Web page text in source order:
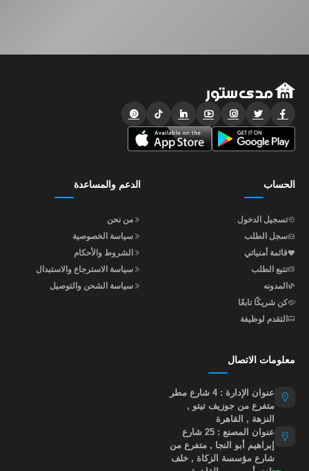
الحساب
تسجيل الدخول
سجل الطلب
قائمة أمنياتي
تتبع الطلب
المدونه
كن شريكًا تابعًا
التقدم لوظيفة
الدعم والمساعدة
من نحن
سياسة الخصوصية
الشروط والأحكام
سياسة الاسترجاع والاستبدال
سياسة الشحن والتوصيل
معلومات الاتصال
عنوان الإدارة : 4 شارع مطر
متفرع من جوزيف تيتو ,
النزهة , القاهرة
عنوان المصنع : 25 شارع
إبراهيم أبو النجا , متفرع من
شارع مؤسسة الزكاة , خلف